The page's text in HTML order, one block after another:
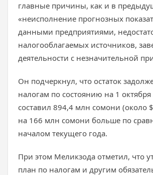
главные причины, как и в
«неисполнение прогнозных
данными предприятиями,
налогооблагаемых источников,
деятельности с незначительной
Он подчеркнул, что остаток
налогам по состоянию на 1 октября
составил 894,4 млн сомони (около
на 166 млн сомони больше по
началом текущего года.
При этом Меликзода отметил, что
план по налогам и другим